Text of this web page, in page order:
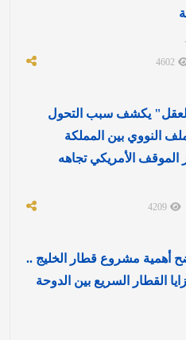
يكشف سبب التحول
النووي بين المملكة
الأمريكي تجاهه
أهمية مشروع قطار الخليج ..
القطار السريع بين الدوحة